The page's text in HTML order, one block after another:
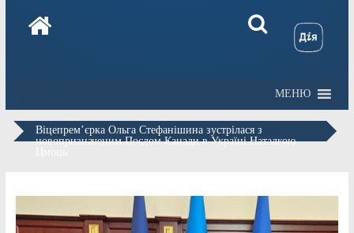
МЕНЮ
Віцепрем’єрка Ольга Стефанішина зустрілася з
новопризначеним Послом Канади в Україні Наталкою